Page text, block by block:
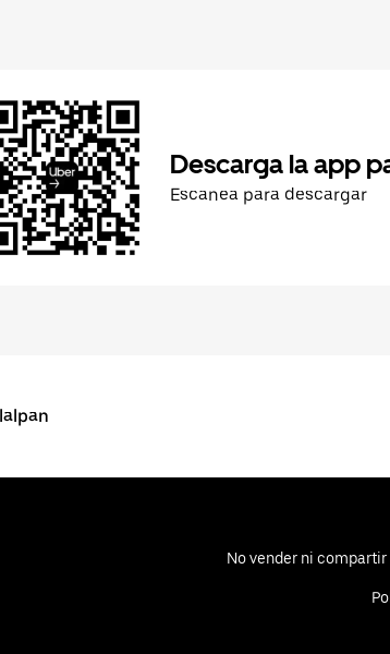
Descarga la app
Escanea para descargar
No vender ni